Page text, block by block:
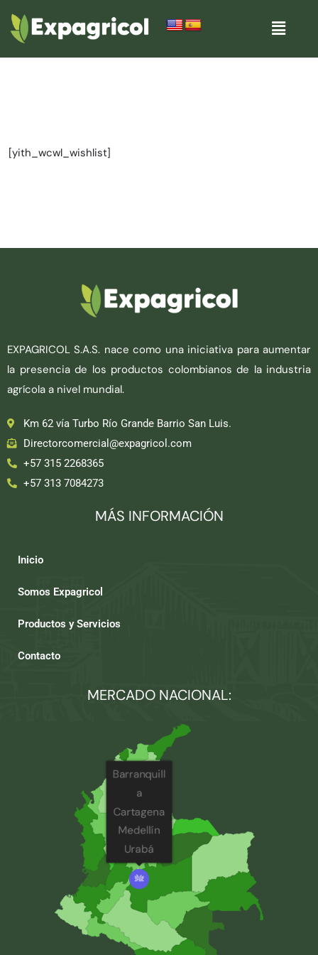
[yith_wcwl_wishlist]
EXPAGRICOL S.A.S. nace como una iniciativa para aumentar
la presencia de los productos colombianos de la industria
agrícola a nivel mundial.
Km 62 vía Turbo Río Grande Barrio San Luis.
Directorcomercial@expagricol.com
+57 315 2268365
+57 313 7084273
MÁS INFORMACIÓN
Inicio
Somos Expagricol
Productos y Servicios
Contacto
MERCADO NACIONAL:
Barranquill
a
Cartagena
Medellín
Urabá